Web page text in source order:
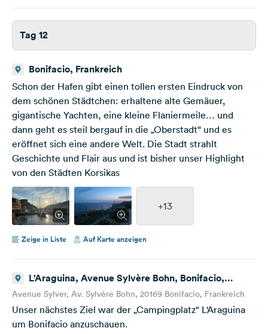
Tag 12
Bonifacio, Frankreich
Schon der Hafen gibt einen tollen ersten Eindruck von
dem schönen Städtchen: erhaltene alte Gemäuer,
gigantische Yachten, eine kleine Flaniermeile… und
dann geht es steil bergauf in die „Oberstadt“ und es
eröffnet sich eine andere Welt. Die Stadt strahlt
Geschichte und Flair aus und ist bisher unser Highlight
von den Städten Korsikas
+13
Zeige in Liste Auf Karte anzeigen
L'Araguina, Avenue Sylvère Bohn, Bonifacio,
Frankreich
Avenue Sylver, Av. Sylvère Bohn, 20169 Bonifacio, Frankreich
Unser nächstes Ziel war der „Campingplatz“ L‘Araguina
um Bonifacio anzuschauen.